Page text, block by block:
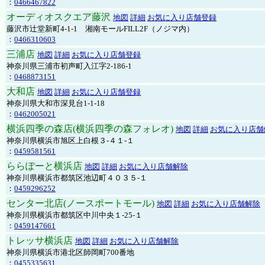
： 0466467822
オーディオスクエア藤沢 地図 詳細 お気に入り店舗登録
藤沢市辻堂新町4-1-1 湘南モールFILL2F（ノジマ内）
： 0466310603
三浦店 地図 詳細 お気に入り店舗登録
神奈川県三浦市初声町入江字2-186-1
： 0468873151
大和店 地図 詳細 お気に入り店舗登録
神奈川県大和市深見台1-1-18
： 0462005021
横浜四季の森店(横浜四季の森フォレオ) 地図 詳細 お気に入り店
神奈川県横浜市旭区上白根３-４１-１
： 0459581561
ららぽーと横浜店 地図 詳細 お気に入り店舗解除
神奈川県横浜市都筑区池辺町４０３５-１
： 0459296252
センター北店(ノースポートモール) 地図 詳細 お気に入り店舗解除
神奈川県横浜市都筑区中川中央１-25-１
： 0459147661
トレッサ横浜店 地図 詳細 お気に入り店舗解除
神奈川県横浜市港北区師岡町700番地
： 0455335631